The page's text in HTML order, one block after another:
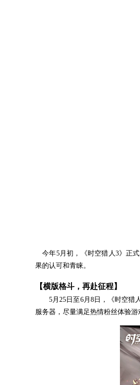
今年5月初，《时空猎人3》正
果的认可和青睐。
【横版格斗，再赴征程】
5月25日至6月8日，《时空猎人
服务器，尽量满足热情粉丝体验